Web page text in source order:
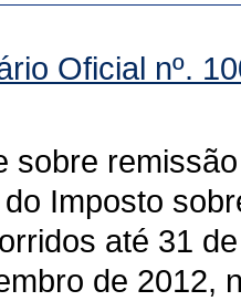
Oficial nº.
sobre
Imposto
até 31
de 2012,